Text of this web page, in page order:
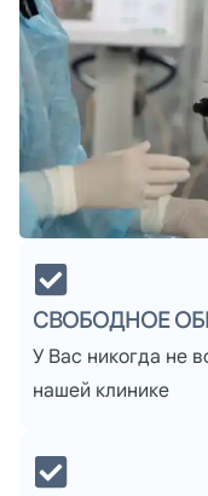
СВОБОДНОЕ
У Вас никогда не
нашей клинике